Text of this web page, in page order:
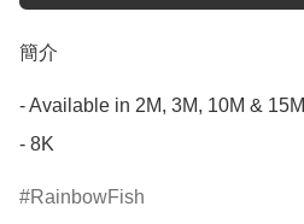
簡介
- Available in 2M, 3M, 10M & 15M
- 8K
RainbowFish